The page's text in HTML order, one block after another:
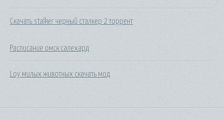
Скачать stalker черный сталкер 2 торрент
Расписание омск салехард
Loy милых животных скачать мод